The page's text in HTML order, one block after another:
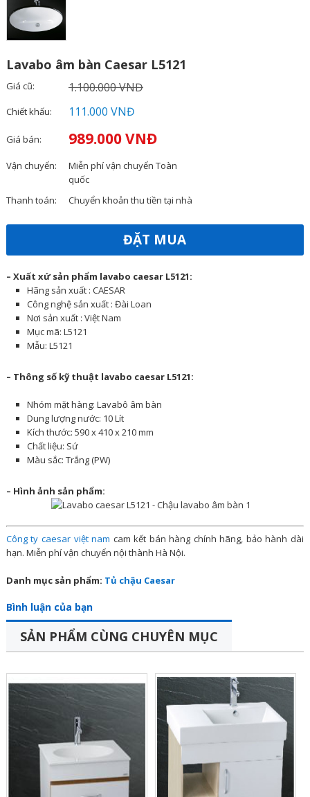
Lavabo âm bàn Caesar L5121
Giá cũ: 1.100.000 VNĐ
Chiết khấu: 111.000 VNĐ
Giá bán: 989.000 VNĐ
Vận chuyển:
Miễn phí vận chuyển Toàn
quốc
Thanh toán:
Chuyển khoản thu tiền tại nhà
ĐẶT MUA
– Xuất xứ sản phẩm lavabo caesar L5121:
Hãng sản xuất : CAESAR
Công nghệ sản xuất : Đài Loan
Nơi sản xuất : Việt Nam
Mục mã: L5121
Mẫu: L5121
– Thông số kỹ thuật lavabo caesar L5121:
Nhóm mặt hàng: Lavabô âm bàn
Dung lượng nước: 10 Lít
Kích thước: 590 x 410 x 210 mm
Chất liệu: Sứ
Màu sắc: Trắng (PW)
– Hình ảnh sản phẩm:
Công ty caesar việt nam cam kết bán hàng chính hãng, bảo hành dài
hạn. Miễn phí vận chuyển nội thành Hà Nội.
Danh mục sản phẩm: Tủ chậu Caesar
Bình luận của bạn
SẢN PHẨM CÙNG CHUYÊN MỤC